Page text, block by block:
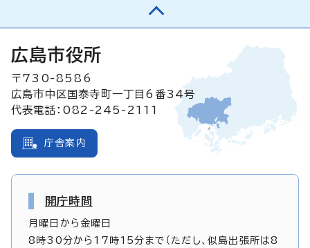
広島市役所
〒730-8586
広島市中区国泰寺町一丁目6番34号
代表電話：082-245-2111
庁舎案内
開庁時間
月曜日から金曜日
8時30分から17時15分まで（ただし、似島出張所は8